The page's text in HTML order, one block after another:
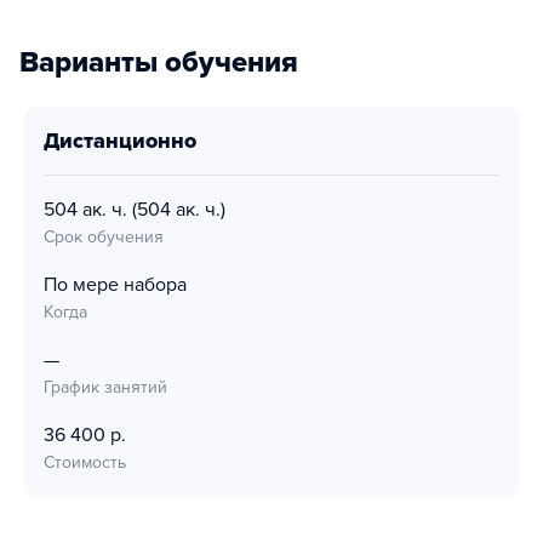
Варианты обучения
дистанционно
504 ак. ч. (504 ак. ч.)
Срок обучения
По мере набора
Когда
—
График занятий
36 400 р.
Стоимость